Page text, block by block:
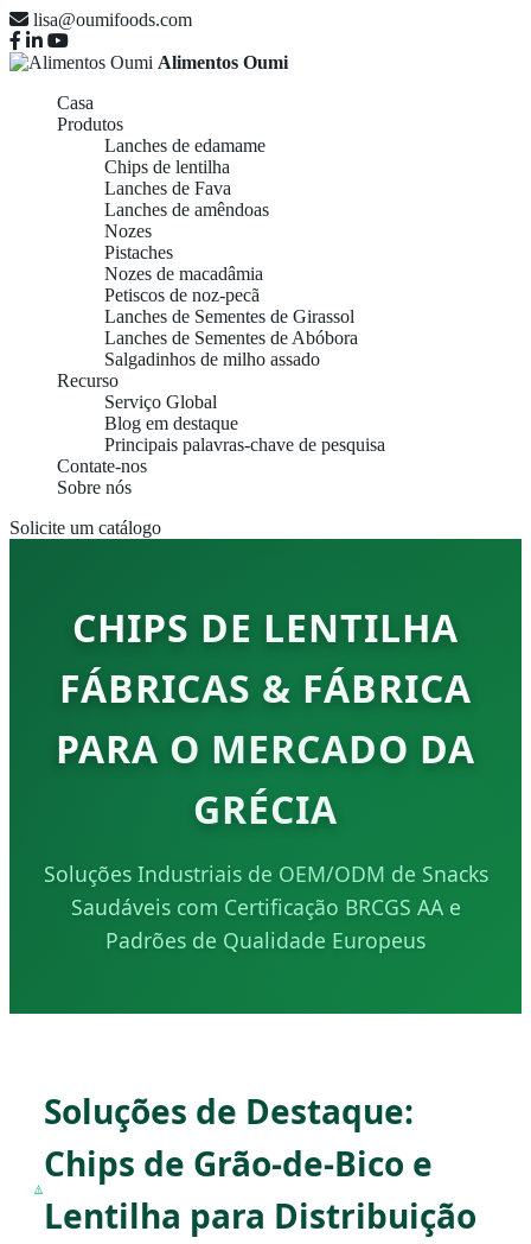
lisa@oumifoods.com
Alimentos Oumi
Casa
Produtos
Lanches de edamame
Chips de lentilha
Lanches de Fava
Lanches de amêndoas
Nozes
Pistaches
Nozes de macadâmia
Petiscos de noz-pecã
Lanches de Sementes de Girassol
Lanches de Sementes de Abóbora
Salgadinhos de milho assado
Recurso
Serviço Global
Blog em destaque
Principais palavras-chave de pesquisa
Contate-nos
Sobre nós
Solicite um catálogo
CHIPS DE LENTILHA
FÁBRICAS & FÁBRICA
PARA O MERCADO DA
GRÉCIA
Soluções Industriais de OEM/ODM de Snacks
Saudáveis com Certificação BRCGS AA e
Padrões de Qualidade Europeus
Soluções de Destaque:
Chips de Grão-de-Bico e
Lentilha para Distribuição